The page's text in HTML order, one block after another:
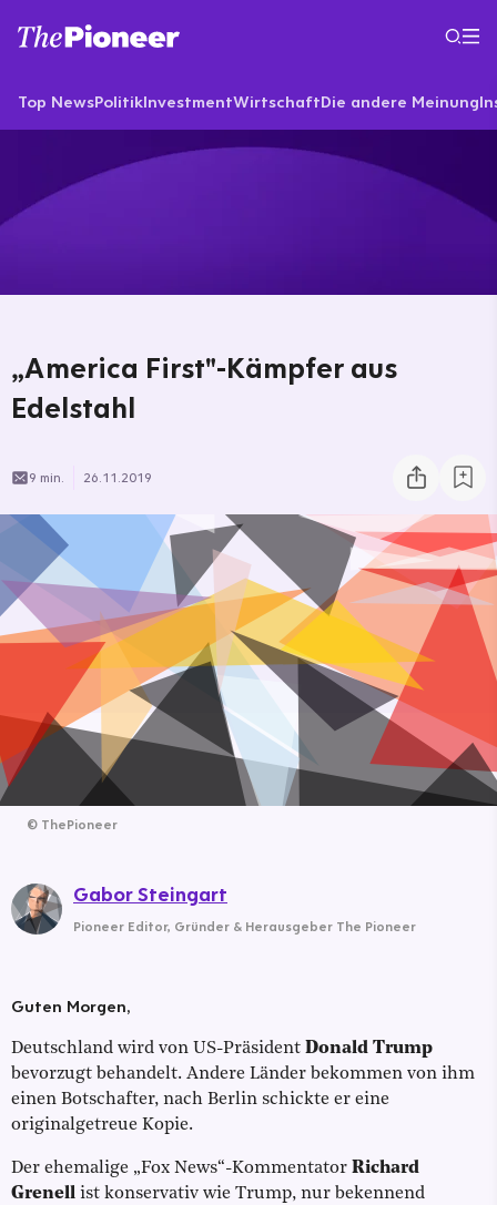
Top NewsPolitikInvestmentWirtschaftDie andere Meinung
„America First"-Kämpfer aus
Edelstahl
9 min. 26.11.2019
© ThePioneer
Guten Morgen,
Deutschland wird von US-Präsident Donald Trump
bevorzugt behandelt. Andere Länder bekommen von ihm
einen Botschafter, nach Berlin schickte er eine
originalgetreue Kopie.
Der ehemalige „Fox News“-Kommentator Richard
Grenell ist konservativ wie Trump, nur bekennend
Gabor Steingart
Pioneer Editor, Gründer & Herausgeber The Pioneer